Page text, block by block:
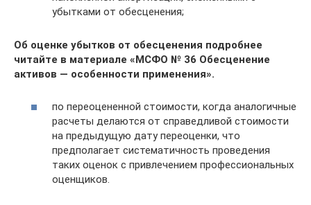
убытками от обесценения;
Об оценке убытков от обесценения подробнее
читайте в материале «МСФО № 36 Обесценение
активов — особенности применения».
по переоцененной стоимости, когда аналогичные
расчеты делаются от справедливой стоимости
на предыдущую дату переоценки, что
предполагает систематичность проведения
таких оценок с привлечением профессиональных
оценщиков.